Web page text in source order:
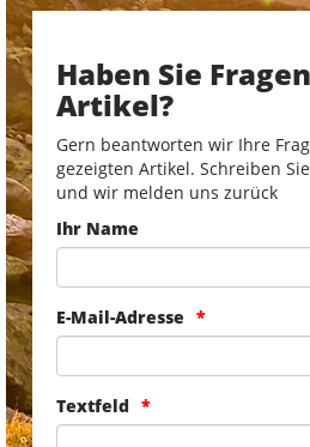
Haben Sie
Artikel?
Gern beantworten wir Ihre
gezeigten Artikel. Schreiben
und wir melden uns zurück
Ihr Name
E-Mail-Adresse
Textfeld